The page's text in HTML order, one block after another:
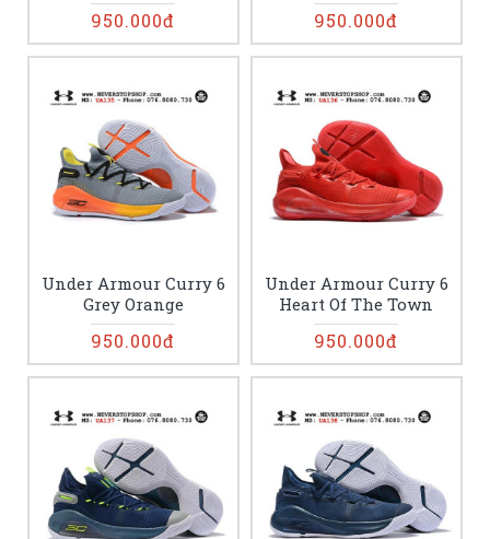
950.000đ 950.000đ
Under Armour Curry 6
Grey Orange
950.000đ
Under Armour Curry 6
Heart Of The Town
950.000đ